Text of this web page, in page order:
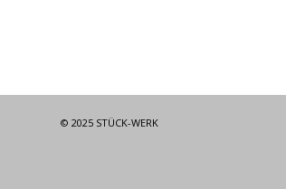
© 2025 STÜCK-WERK